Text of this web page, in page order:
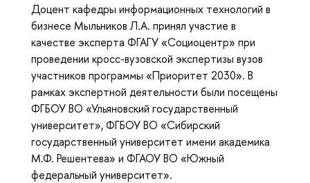
Доцент кафедры информационных технологий в
бизнесе Мыльников Л.А. принял участие в
качестве эксперта ФГАГУ «Социоцентр» при
проведении кросс-вузовской экспертизы вузов
участников программы «Приоритет 2030». В
рамках экспертной деятельности были посещены
ФГБОУ ВО «Ульяновский государственный
университет», ФГБОУ ВО «Сибирский
государственный университет имени академика
М.Ф. Решентева» и ФГАОУ ВО «Южный
федеральный университет».